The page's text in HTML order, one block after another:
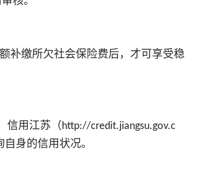
补缴所欠社会保险费后，才可享受稳
信用江苏（http://credit.jiangsu.gov.c
身的信用状况。